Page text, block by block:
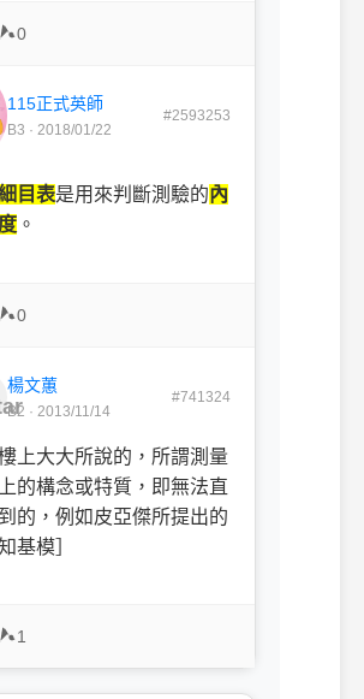
0
115正式英師
B3 · 2018/01/22
#2593253
目表是用來判斷測驗的內
。
0
楊文蕙
B2 · 2013/11/14
#741324
上大大所說的，所謂測量
的構念或特質，即無法直
的，例如皮亞傑所提出的
基模］
1